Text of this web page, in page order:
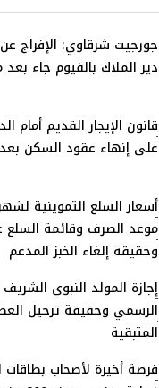
جورجيت شرقاوي: الإفراج
دير الملاك بالفيوم جاء
قانون الإيجار القديم أمام
على إنهاء عقود السكن بعد 7 سنوات
موعد الصرف وقائمة السلع
وحقيقة إلغاء الخبز المدعم
الرسمي وحقيقة ترحيل
المتبقية
فرصة أخيرة لأصحاب بطاقات